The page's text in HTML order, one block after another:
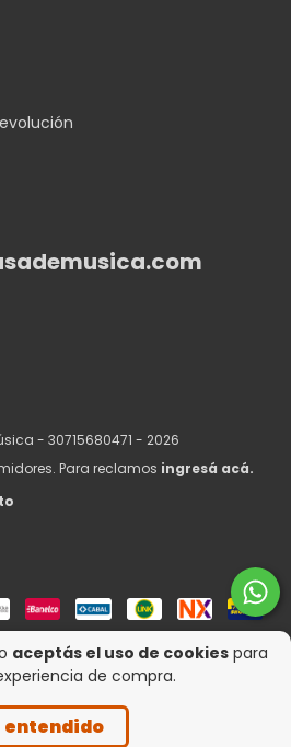
aceptás el uso de cookies para
de compra.
entendido
- 30715680471 - 2026
Para reclamos ingresá acá.